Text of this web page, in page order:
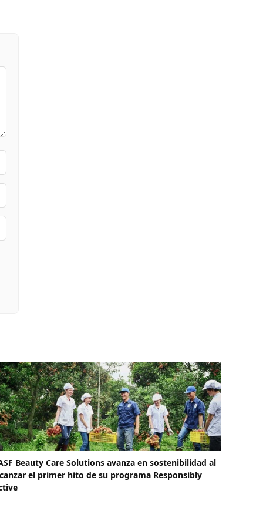
Beauty Care Solutions avanza en sostenibilidad al
el primer hito de su programa Responsibly